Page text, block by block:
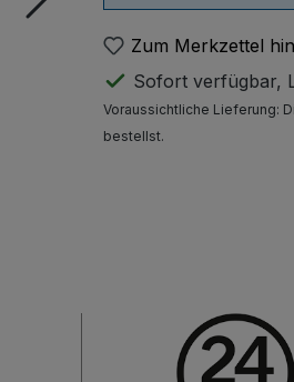
Zum Merkzettel
Sofort verfügbar,
Voraussichtliche Lieferung:
bestellst.